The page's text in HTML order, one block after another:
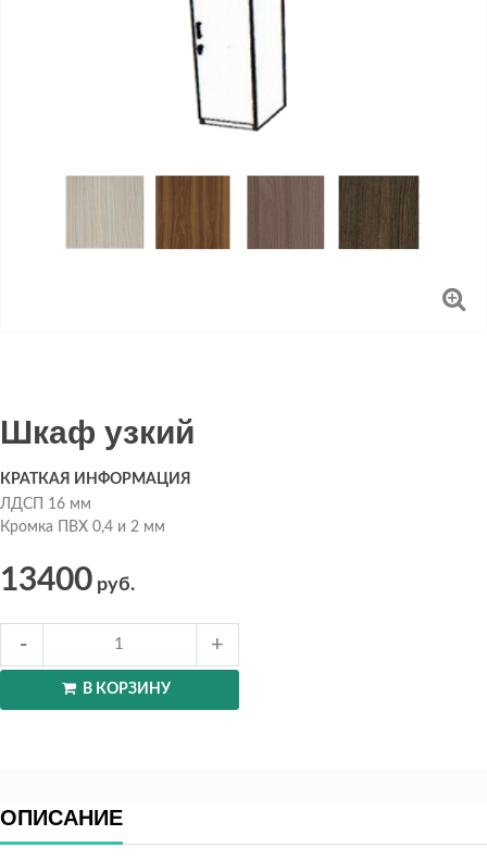
Шкаф узкий
КРАТКАЯ ИНФОРМАЦИЯ
ЛДСП 16 мм
Кромка ПВХ 0,4 и 2 мм
13400 руб.
В КОРЗИНУ
ОПИСАНИЕ